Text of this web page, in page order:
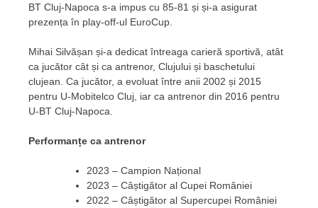
BT Cluj-Napoca s-a impus cu 85-81 și și-a asigurat
prezența în play-off-ul EuroCup.
Mihai Silvășan și-a dedicat întreaga carieră sportivă, atât
ca jucător cât și ca antrenor, Clujului și baschetului
clujean. Ca jucător, a evoluat între anii 2002 și 2015
pentru U-Mobitelco Cluj, iar ca antrenor din 2016 pentru
U-BT Cluj-Napoca.
Performanțe ca antrenor
2023 – Campion Național
2023 – Câștigător al Cupei României
2022 – Câștigător al Supercupei României